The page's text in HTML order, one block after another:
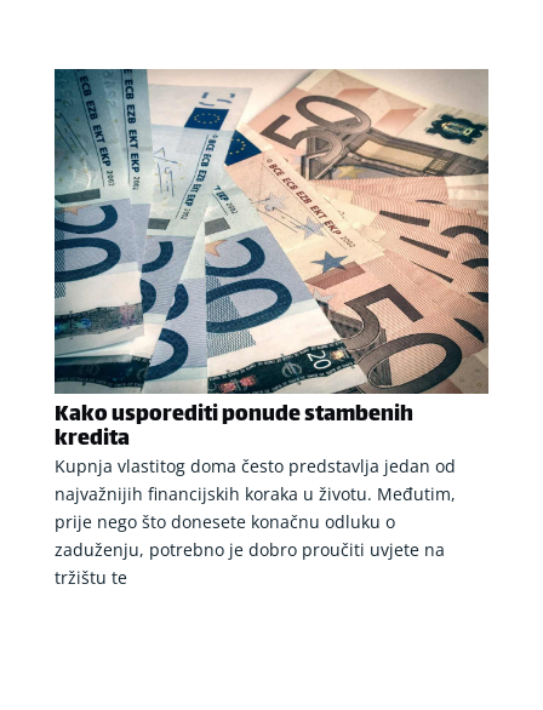
Kako usporediti ponude stambenih
kredita
Kupnja vlastitog doma često predstavlja jedan od
najvažnijih financijskih koraka u životu. Međutim,
prije nego što donesete konačnu odluku o
zaduženju, potrebno je dobro proučiti uvjete na
tržištu te